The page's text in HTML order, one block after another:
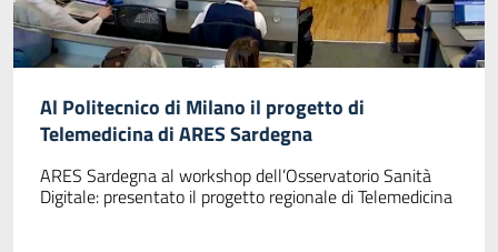
Al Politecnico di Milano il progetto di
Telemedicina di ARES Sardegna
ARES Sardegna al workshop dell’Osservatorio Sanità
Digitale: presentato il progetto regionale di Telemedicina